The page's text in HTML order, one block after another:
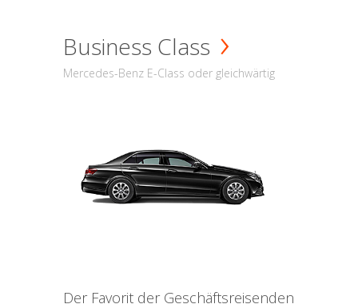
Business Class
Mercedes-Benz E-Class oder gleichwärtig
Der Favorit der Geschäftsreisenden